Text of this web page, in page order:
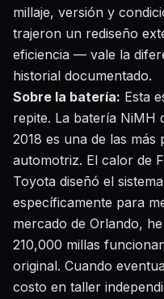
millaje, versión y
trajeron un rediseño
eficiencia — vale la
historial documentado.
Sobre la batería: Esta
repite. La batería NiMH
2018 es una de las más
automotriz. El calor de
Toyota diseñó el
específicamente para
mercado de Orlando,
210,000 millas
original. Cuando
costo en taller